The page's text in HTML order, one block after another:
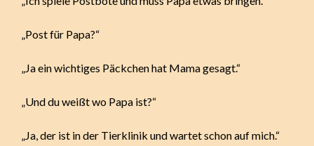
„Post für Papa?“
„Ja ein wichtiges Päckchen hat Mama gesagt.“
„Und du weißt wo Papa ist?“
„Ja, der ist in der Tierklinik und wartet schon auf mich.“